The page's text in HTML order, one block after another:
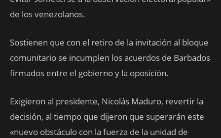
de los venezolanos.
Sostienen que con el retiro de la invitación al bloque
comunitario se incumplen los acuerdos de Barbados
firmados entre el gobierno y la oposición.
Exigieron al presidente, Nicolás Maduro, revertir la
decisión, al tiempo que dijeron que superarán este
«nuevo obstáculo con la fuerza de la unidad de